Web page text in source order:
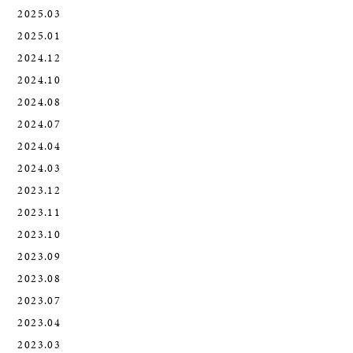
2025.03
2025.01
2024.12
2024.10
2024.08
2024.07
2024.04
2024.03
2023.12
2023.11
2023.10
2023.09
2023.08
2023.07
2023.04
2023.03